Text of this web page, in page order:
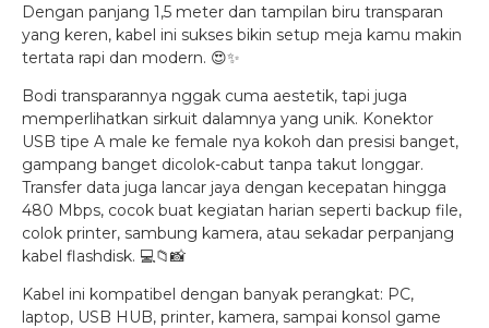
Dengan panjang 1,5 meter dan tampilan biru transparan
yang keren, kabel ini sukses bikin setup meja kamu makin
tertata rapi dan modern. 😍✨
Bodi transparannya nggak cuma aestetik, tapi juga
memperlihatkan sirkuit dalamnya yang unik. Konektor
USB tipe A male ke female nya kokoh dan presisi banget,
gampang banget dicolok-cabut tanpa takut longgar.
Transfer data juga lancar jaya dengan kecepatan hingga
480 Mbps, cocok buat kegiatan harian seperti backup file,
colok printer, sambung kamera, atau sekadar perpanjang
kabel flashdisk. 💻📁📸
Kabel ini kompatibel dengan banyak perangkat: PC,
laptop, USB HUB, printer, kamera, sampai konsol game